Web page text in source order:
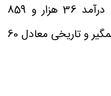
دست یابد؛ این عدد در مقایسه با درآمد 36 هزار و 859
میلیارد تومانی سال 1402، رشدی چشمگیر و تاریخی معادل 60